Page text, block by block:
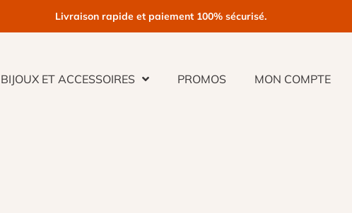
Livraison rapide et paiement 100% sécurisé.
BIJOUX ET ACCESSOIRES PROMOS MON COMPTE